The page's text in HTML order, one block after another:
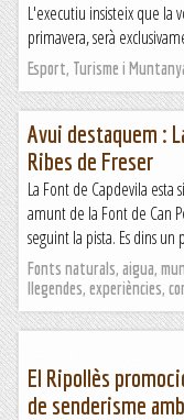
L'executiu insisteix que la
primavera, serà
Esport, Turisme i
Avui destaquem :
Ribes de Freser
La Font de Capdevila esta
amunt de la Font de Can
seguint la pista. Es dins
Fonts naturals, aigua,
llegendes, experiències,
El Ripollès
de senderisme